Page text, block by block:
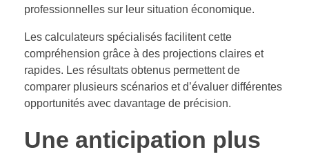
professionnelles sur leur situation économique.
Les calculateurs spécialisés facilitent cette
compréhension grâce à des projections claires et
rapides. Les résultats obtenus permettent de
comparer plusieurs scénarios et d’évaluer différentes
opportunités avec davantage de précision.
Une anticipation plus